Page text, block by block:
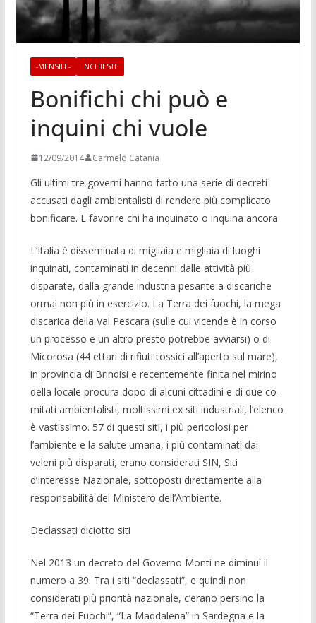
-MENSILE- INCHIESTE
Bonifichi chi può e
inquini chi vuole
12/09/2014 Carmelo Catania
Gli ultimi tre governi hanno fatto una serie di decreti
accusati da­gli ambientalisti di ren­dere più complicato
bonificare. E favorire chi ha inquinato o in­quina ancora
L’Italia è disseminata di migliaia e mi­gliaia di luoghi
inquinati, contaminati in decenni dalle attività più
disparate, dalla grande industria pesante a discariche
or­mai non più in esercizio. La Terra dei fuo­chi, la mega
discarica della Val Pescara (sulle cui vicende è in corso
un processo e un altro presto potrebbe avviarsi) o di
Mi­corosa (44 ettari di rifiuti tossici all’aperto sul mare),
in provincia di Brindisi e recen­temente finita nel mirino
della locale pro­cura dopo di alcuni cittadini e di due co­
mitati ambientalisti, moltissimi ex siti in­dustriali, l’elenco
è vastissimo. 57 di que­sti siti, i più pericolosi per
l’ambiente e la salute umana, i più contaminati dai
veleni più disparati, erano considerati SIN, Siti
d’Interesse Nazionale, sottoposti diretta­mente alla
responsabilità del Ministero dell’Ambiente.
Declassati diciotto siti
Nel 2013 un decreto del Governo Monti ne diminuì il
numero a 39. Tra i siti “de­classati”, e quindi non
considerati più priorità nazionale, c’erano persino la
“Terra dei Fuochi”, “La Maddalena” in Sardegna e la